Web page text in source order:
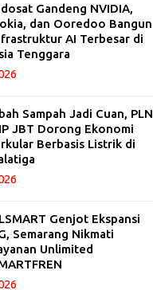
Gandeng NVIDIA,
dan Ooredoo Bangun
AI Terbesar di
Tenggara
Sampah Jadi Cuan, PLN
JBT Dorong Ekonomi
Berbasis Listrik di
Genjot Ekspansi
Semarang Nikmati
Unlimited